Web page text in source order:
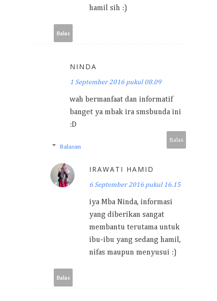
hamil sih :)
Balas
NINDA
1 September 2016 pukul 08.09
wah bermanfaat dan informatif
banget ya mbak ira smsbunda ini
:D
Balas
Balasan
IRAWATI HAMID
6 September 2016 pukul 16.15
iya Mba Ninda, informasi
yang diberikan sangat
membantu terutama untuk
ibu-ibu yang sedang hamil,
nifas maupun menyusui :)
Balas